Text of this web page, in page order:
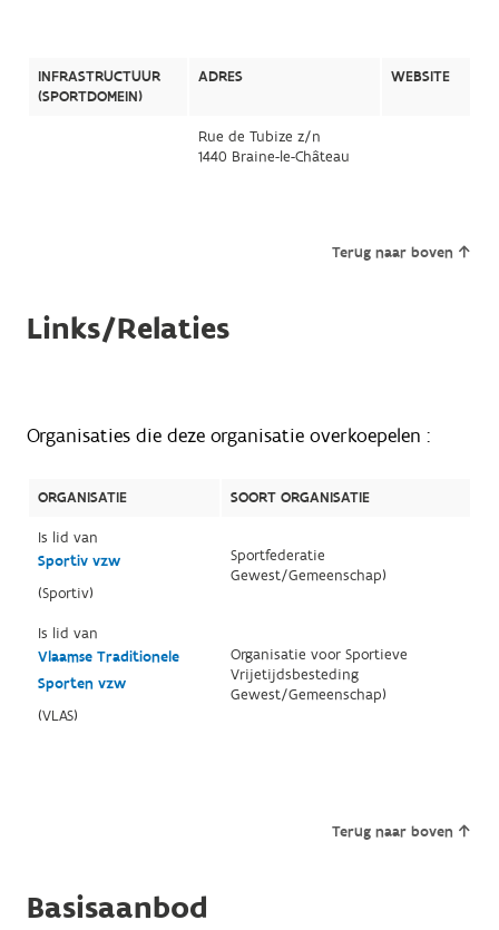
INFRASTRUCTUUR
(SPORTDOMEIN)
ADRES WEBSITE
Rue de Tubize z/n
1440 Braine-le-Château
Terug naar boven
Links/Relaties
Organisaties die deze organisatie overkoepelen :
ORGANISATIE
SOORT ORGANISATIE
Is lid van
Sportiv vzw
(Sportiv)
Sportfederatie
Gewest/Gemeenschap)
Is lid van
Vlaamse Traditionele
Sporten vzw
(VLAS)
Organisatie voor Sportieve
Vrijetijdsbesteding
Gewest/Gemeenschap)
Terug naar boven
Basisaanbod